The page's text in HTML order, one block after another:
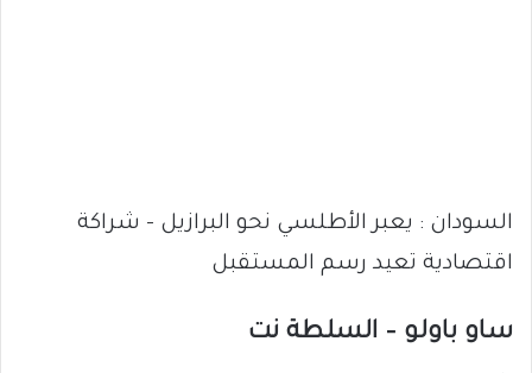
السودان : يعبر الأطلسي نحو البرازيل – شراكة
اقتصادية تعيد رسم المستقبل
ساو باولو – السلطة نت